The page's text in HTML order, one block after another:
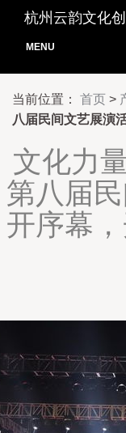
杭州云韵文化
MENU
当前位置： 首页 >
八届民间文艺展演
文化力
第八届
开序幕